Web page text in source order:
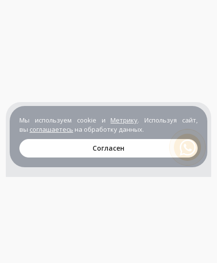
Мы используем cookie и Метрику. Используя сайт,
вы соглашаетесь на обработку данных.
Согласен